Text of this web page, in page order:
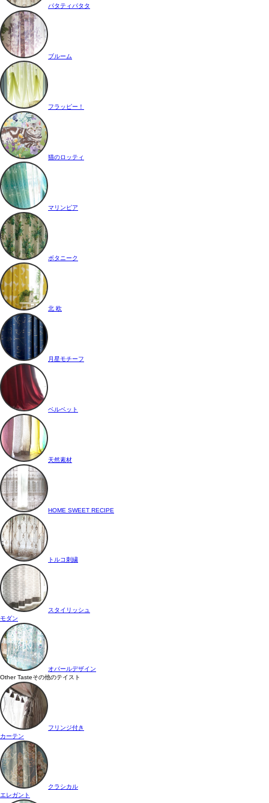
パタティパタタ
ブルーム
フラッピー！
猫のロッティ
マリンピア
ボタニーク
北 欧
月星モチーフ
ベルベット
天然素材
HOME SWEET RECIPE
トルコ刺繍
スタイリッシュ
モダン
オパールデザイン
Other Tasteその他のテイスト
フリンジ付き
カーテン
クラシカル
エレガント